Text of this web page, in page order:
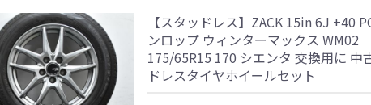
【スタッドレス】ZACK 15in 6J +40
ンロップ ウィンターマックス WM02
175/65R15 170 シエンタ 交換用に 中
ドレスタイヤホイールセット